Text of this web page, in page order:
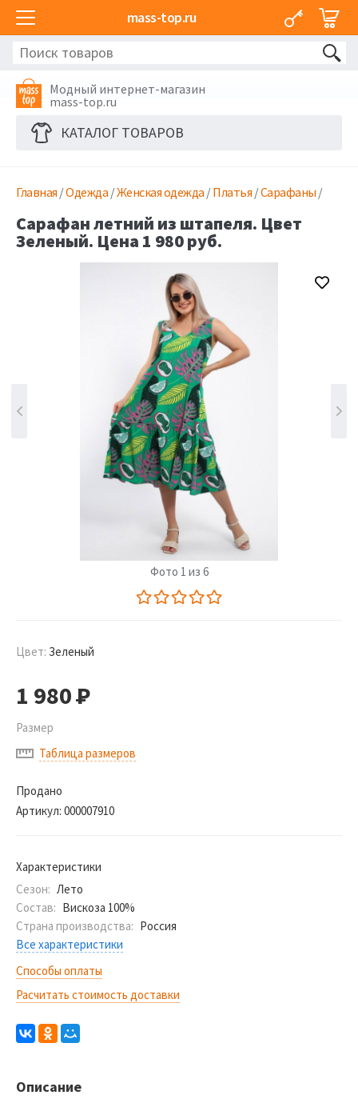
mass-top.ru
Модный интернет-магазин
mass-top.ru
КАТАЛОГ ТОВАРОВ
Главная /Одежда /Женская одежда /Платья /Сарафаны /
Сарафан летний из штапеля. Цвет
Зеленый. Цена 1 980 руб.
Фото 1 из 6
Цвет: Зеленый
1 980Р
Размер
Таблица размеров
Продано
Артикул: 000007910
Характеристики
Сезон: Лето
Состав: Вискоза 100%
Страна производства: Россия
Все характеристики
Способы оплаты
Расчитать стоимость доставки
Описание